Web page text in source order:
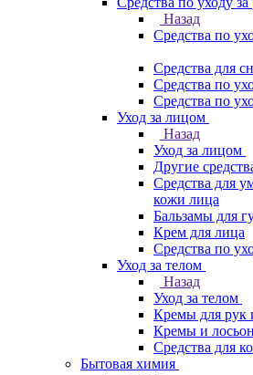
Назад
Средства по
Средства для
Средства по
Средства по
Уход за лицом
Назад
Уход за лицом
Другие
Средства для
кожи лица
Бальзамы для
Крем для лица
Средства по
Уход за телом
Назад
Уход за телом
Кремы для рук
Кремы и
Средства для
Бытовая химия